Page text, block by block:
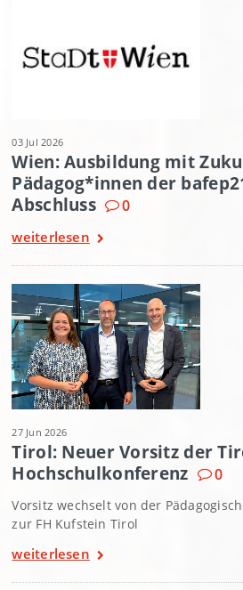
03 Jul 2026
Wien: Ausbildung mit
Pädagog*innen der
Abschluss
0
weiterlesen
27 Jun 2026
Tirol: Neuer Vorsitz der
Hochschulkonferenz
0
Vorsitz wechselt von der
zur FH Kufstein Tirol
weiterlesen